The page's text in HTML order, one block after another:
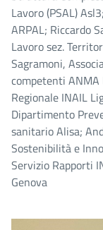
Lavoro (PSAL)
ARPAL; Riccardo
Lavoro sez.
Sagramoni,
competenti ANMA
Regionale INAIL
Dipartimento
sanitario Alisa;
Sostenibilità e
Servizio Rapporti
Genova